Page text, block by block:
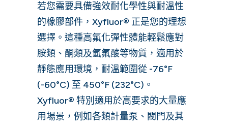
若您需要具備強效耐化學性與耐溫性
的橡膠部件，Xyfluor® 正是您的理想
選擇。這種高氟化彈性體能輕鬆應對
胺類、酮類及氫氟酸等物質，適用於
靜態應用環境，耐溫範圍從 -76°F
(-60°C) 至 450°F (232°C)。
Xyfluor® 特別適用於高要求的大量應
用場景，例如各類計量泵、閥門及其